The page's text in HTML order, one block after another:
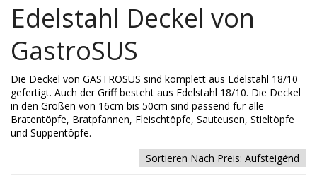
Edelstahl Deckel von
GastroSUS
Die Deckel von GASTROSUS sind komplett aus Edelstahl 18/10
gefertigt. Auch der Griff besteht aus Edelstahl 18/10. Die Deckel
in den Größen von 16cm bis 50cm sind passend für alle
Bratentöpfe, Bratpfannen, Fleischtöpfe, Sauteusen, Stieltöpfe
und Suppentöpfe.